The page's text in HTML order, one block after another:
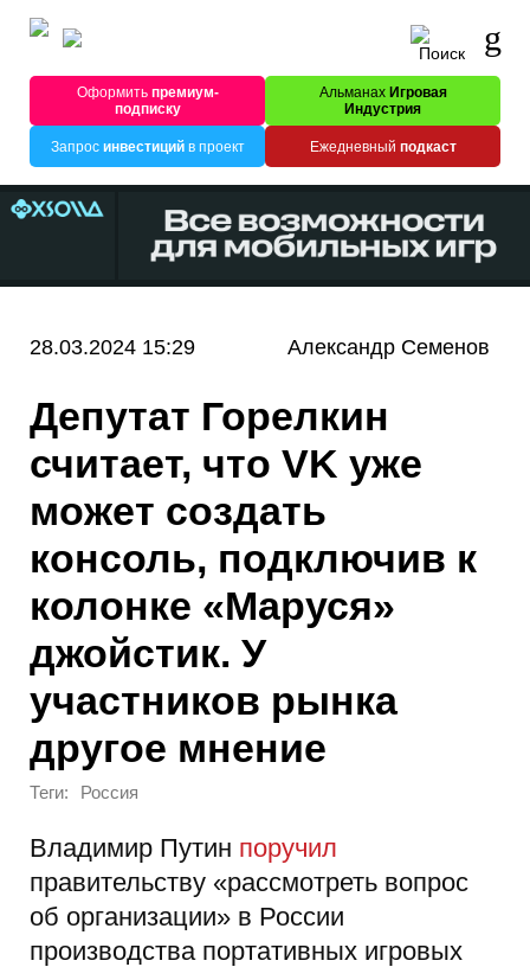
Оформитьпремиум-
подписку
Альманах Игровая
Индустрия
Запрос инвестицийв проект Ежедневный подкаст
28.03.2024 15:29 Александр Семенов
Депутат Горелкин
считает, что VK уже
может создать
консоль, подключив к
колонке «Маруся»
джойстик. У
участников рынка
другое мнение
Теги: Россия
Владимир Путин поручил
правительству «рассмотреть вопрос
об организации» в России
производства портативных игровых